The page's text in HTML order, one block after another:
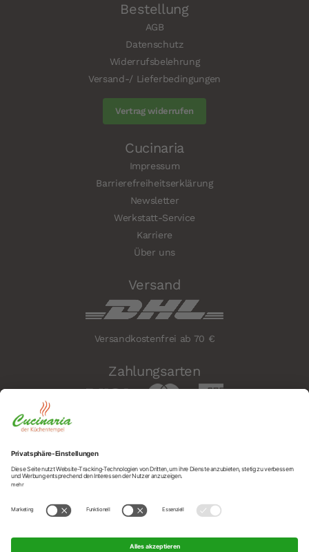
Bestellung
AGB
Datenschutz
Widerrufsbelehrung
Versand-/ Lieferbedingungen
Vertrag widerrufen
Cucinaria
Impressum
Barrierefreiheitserklärung
Newsletter
Werkstatt-Service
Karriere
Über uns
Versand
Versandkostenfrei ab 70 €
Zahlungsarten
Sicherheit